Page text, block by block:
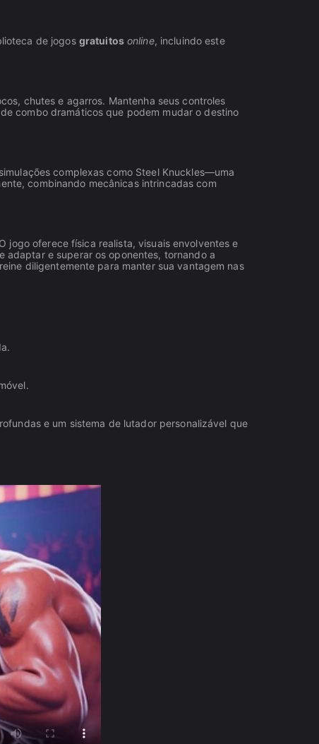
de jogos gratuitos online, incluindo este
chutes e agarros. Mantenha seus controles
combo dramáticos que podem mudar o destino
complexas como Steel Knuckles—uma
combinando mecânicas intrincadas com
jogo oferece física realista, visuais envolventes e
adaptar e superar os oponentes, tornando a
diligentemente para manter sua vantagem nas
e um sistema de lutador personalizável que